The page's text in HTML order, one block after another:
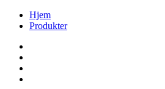
Hjem
Produkter